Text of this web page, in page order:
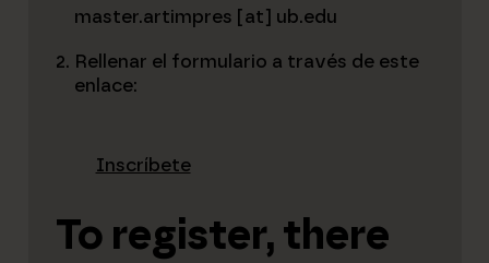
master.artimpres [at] ub.edu
Rellenar el formulario a través de este
enlace:
Inscríbete
To register, there